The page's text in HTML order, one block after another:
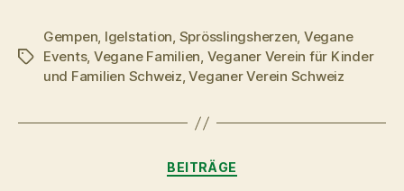
Schlagwörter
Gempen, Igelstation, Sprösslingsherzen, Vegane
Events, Vegane Familien, Veganer Verein für Kinder
und Familien Schweiz,Veganer Verein Schweiz
Kategorien
BEITRÄGE